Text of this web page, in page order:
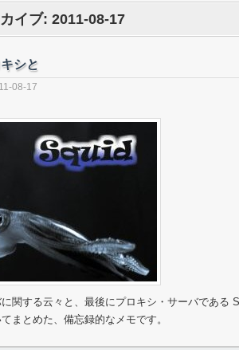
イブ: 2011-08-17
シと
08-17
関する云々と、最後にプロキシ・サーバである
まとめた、備忘録的なメモです。